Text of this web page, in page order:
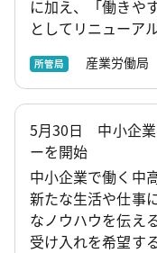
に加え、「働きや
としてリニューア
所管局 産業労働局
5月30日 中小企業
ーを開始
中小企業で働く中
新たな生活や仕事
なノウハウを伝え
受け入れを希望す